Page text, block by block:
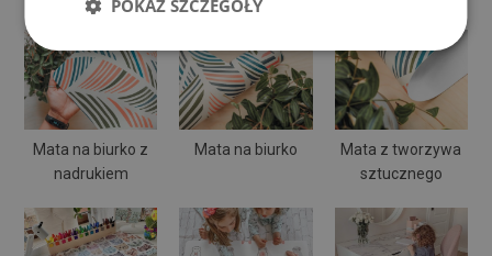
Mata na biurko z
nadrukiem
Mata na biurko
Mata z tworzywa
sztucznego
POKAŻ SZCZEGÓŁY